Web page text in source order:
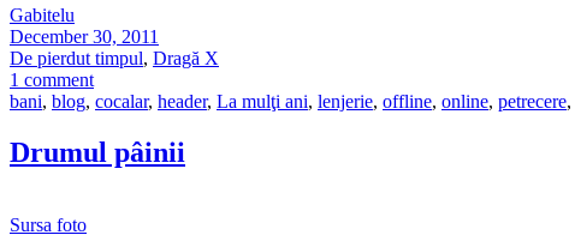
Gabitelu
December 30, 2011
De pierdut timpul, Dragă X
1 comment
bani, blog, cocalar, header, La mulţi ani, lenjerie, offline, online, petrecere,
Drumul pâinii
Sursa foto